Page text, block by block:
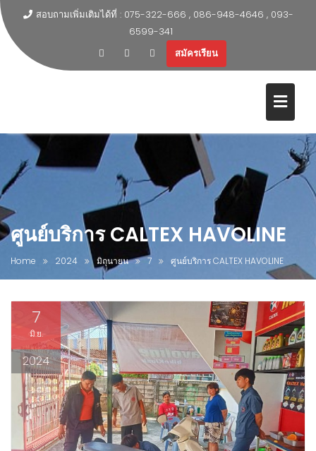
สอบถามเพิ่มเติมได้ที่ : 075-322-666 , 086-948-4646 , 093-
6599-341
สมัครเรียน
ศูนย์บริการ CALTEX HAVOLINE
Home 2024 มิถุนายน 7 ศูนย์บริการ CALTEX HAVOLINE
7
มิ.ย.
2024